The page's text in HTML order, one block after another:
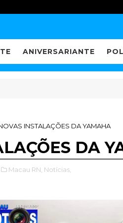
ANIVERSARIANTE
INSTALAÇÕES DA YAMAHA
DA
Macau RN, Notícias,